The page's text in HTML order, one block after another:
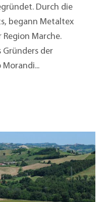
Durch die
begann Metaltex
Marche.
der